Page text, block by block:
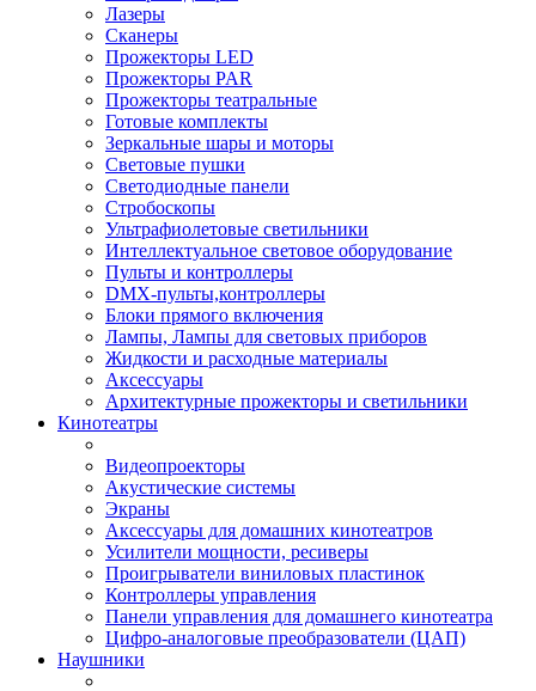
Лазеры
Сканеры
Прожекторы LED
Прожекторы PAR
Прожекторы театральные
Готовые комплекты
Зеркальные шары и моторы
Световые пушки
Светодиодные панели
Стробоскопы
Ультрафиолетовые светильники
Интеллектуальное световое оборудование
Пульты и контроллеры
DMX-пульты,контроллеры
Блоки прямого включения
Лампы, Лампы для световых приборов
Жидкости и расходные материалы
Аксессуары
Архитектурные прожекторы и светильники
Кинотеатры
Видеопроекторы
Акустические системы
Экраны
Аксессуары для домашних кинотеатров
Усилители мощности, ресиверы
Проигрыватели виниловых пластинок
Контроллеры управления
Панели управления для домашнего кинотеатра
Цифро-аналоговые преобразователи (ЦАП)
Наушники